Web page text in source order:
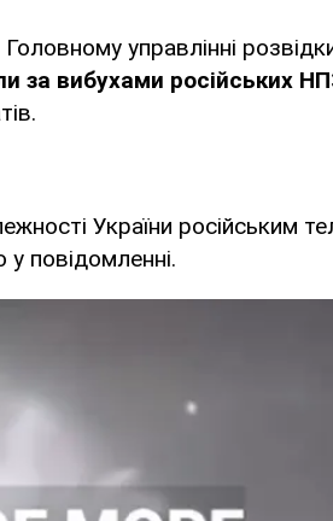
управлінні
за вибухами російських
України російським
повідомленні.